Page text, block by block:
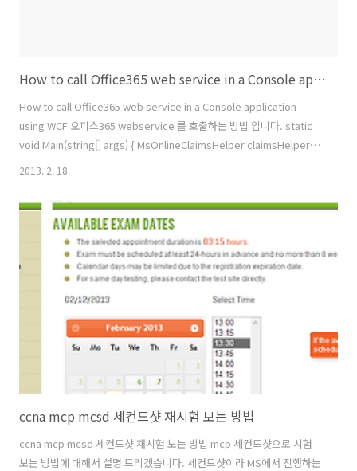
How to call Office365 web service in a Console application using WCF
How to call Office365 web service in a Console application
using WCF 오피스365 webservice 를 호출하는 방법 입니다. static
void Main(string[] args) { MsOnlineClaimsHelper claimsHelper =
new MsOnlineClaimsHelper(
"YourPassword","https://ybbest.sharepoint.com/");
HttpRequestMessageProperty p = new
HttpRequestMessageProperty(); var cookie =
claimsHelper.CookieContainer; string coo..
2013. 2. 18.
ccna mcp mcsd 세컨드샷 재시험 보는 방법
ccna mcp mcsd 세컨드샷 재시험 보는 방법 mcp 세컨드샷으로 시험
보는 방법에 대해서 설명 드리겠습니다. 세컨드샷이라 MS에서 진행하는